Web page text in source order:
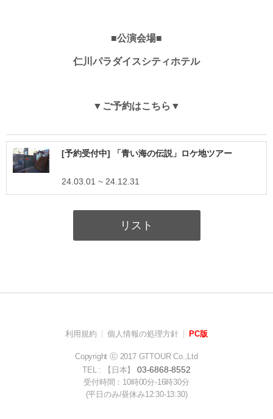
■公演会場■
仁川パラダイスシティホテル
▼ご予約はこちら▼
[予約受付中] 「青い海の伝説」ロケ地ツアー
24.03.01 ~ 24.12.31
リスト
利用規約 個人情報の処理方針 PC版
Copyright ⓒ 2017 GTTOUR Co.,Ltd
TEL : 【日本】03-6868-8552
受付時間：10時00分-16時30分
(平日のみ/昼休み12:30-13:30)